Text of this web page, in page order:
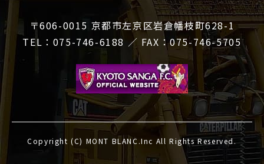
〒606-0015 京都市左京区岩倉幡枝町628-1
TEL：075-746-6188 ／ FAX：075-746-5705
Copyright (C) MONT BLANC.Inc All Rights Reserved.